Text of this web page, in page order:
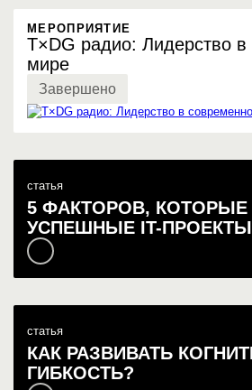
МЕРОПРИЯТИЕ
T×DG радио: Лидерство
мире
Завершено
статья
5 ФАКТОРОВ,
УСПЕШНЫЕ IT-ПРОЕКТЫ
статья
КАК РАЗВИВАТЬ
ГИБКОСТЬ?